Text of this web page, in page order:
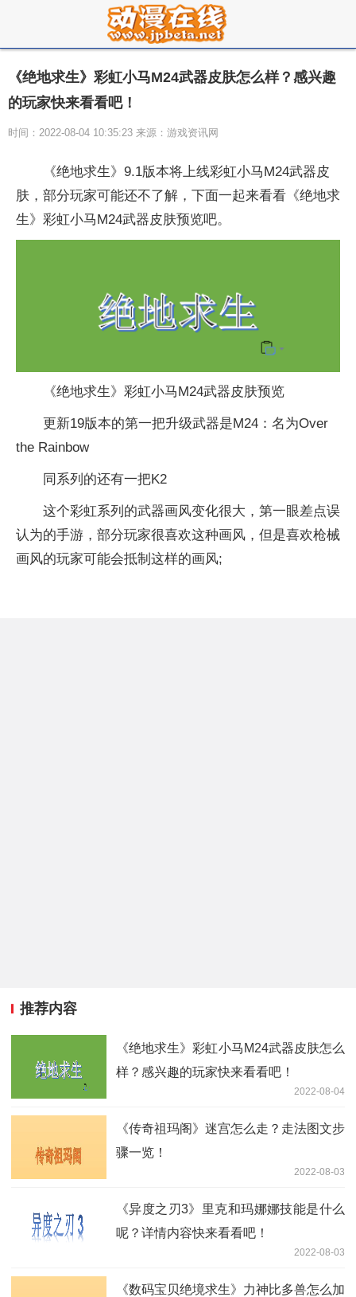
《绝地求生》彩虹小马M24武器皮肤怎么样？感兴趣
的玩家快来看看吧！
时间：2022-08-04 10:35:23 来源：游戏资讯网
《绝地求生》9.1版本将上线彩虹小马M24武器皮
肤，部分玩家可能还不了解，下面一起来看看《绝地求
生》彩虹小马M24武器皮肤预览吧。
《绝地求生》彩虹小马M24武器皮肤预览
更新19版本的第一把升级武器是M24：名为Over
the Rainbow
同系列的还有一把K2
这个彩虹系列的武器画风变化很大，第一眼差点误
认为的手游，部分玩家很喜欢这种画风，但是喜欢枪械
画风的玩家可能会抵制这样的画风;
推荐内容
《绝地求生》彩虹小马M24武器皮肤怎么
样？感兴趣的玩家快来看看吧！
2022-08-04
《传奇祖玛阁》迷宫怎么走？走法图文步
骤一览！
2022-08-03
《异度之刃3》里克和玛娜娜技能是什么
呢？详情内容快来看看吧！
2022-08-03
《数码宝贝绝境求生》力神比多兽怎么加